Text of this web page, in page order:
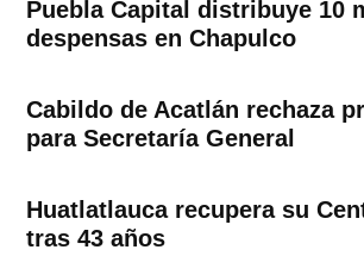
Puebla Capital distribuye 10
despensas en Chapulco
Cabildo de Acatlán rechaza
para Secretaría General
Huatlatlauca recupera su
tras 43 años